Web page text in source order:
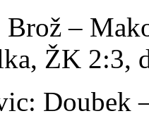
–
ŽK 2:3,
Doubek